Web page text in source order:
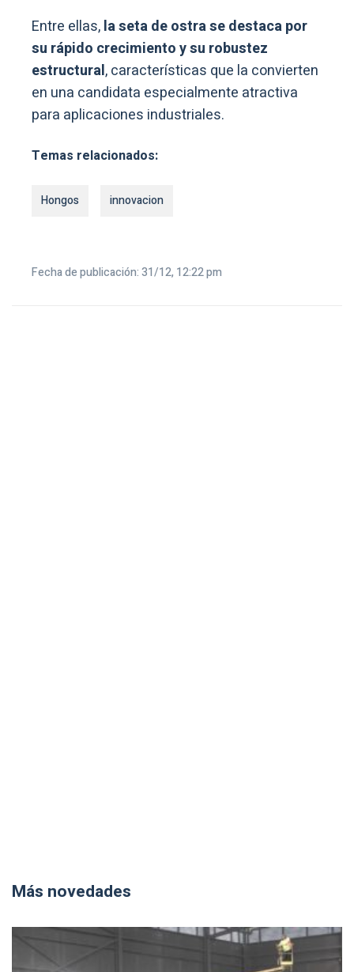
Entre ellas,la seta de ostra se destaca por
su rápido crecimiento y su robustez
estructural, características que la convierten
en una candidata especialmente atractiva
para aplicaciones industriales.
Temas relacionados:
Hongos innovacion
Fecha de publicación: 31/12, 12:22 pm
Más novedades